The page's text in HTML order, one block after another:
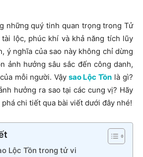
những quý tinh quan trọng trong Tử
lộc, phúc khí và khả năng tích lũy
ý nghĩa của sao này không chỉ dừng
ảnh hưởng sâu sắc đến công danh,
mỗi người. Vậy sao Lộc Tồn là gì?
hưởng ra sao tại các cung vị? Hãy
phá chi tiết qua bài viết dưới đây nhé!
Lộc Tồn trong tử vi